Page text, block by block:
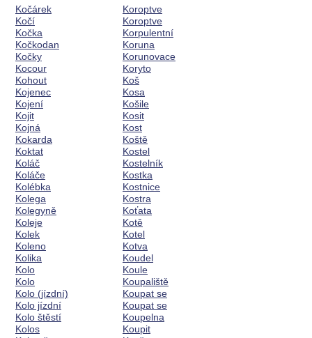
Kočárek
Kočí
Kočka
Kočkodan
Kočky
Kocour
Kohout
Kojenec
Kojení
Kojit
Kojná
Kokarda
Koktat
Koláč
Koláče
Kolébka
Kolega
Kolegyně
Koleje
Kolek
Koleno
Kolika
Kolo
Kolo
Kolo (jízdní)
Kolo jízdní
Kolo štěstí
Kolos
Koroptve
Koroptve
Korpulentní
Koruna
Korunovace
Koryto
Koš
Kosa
Košile
Kosit
Kost
Koště
Kostel
Kostelník
Kostka
Kostnice
Kostra
Koťata
Kotě
Kotel
Kotva
Koudel
Koule
Koupaliště
Koupat se
Koupat se
Koupelna
Koupit